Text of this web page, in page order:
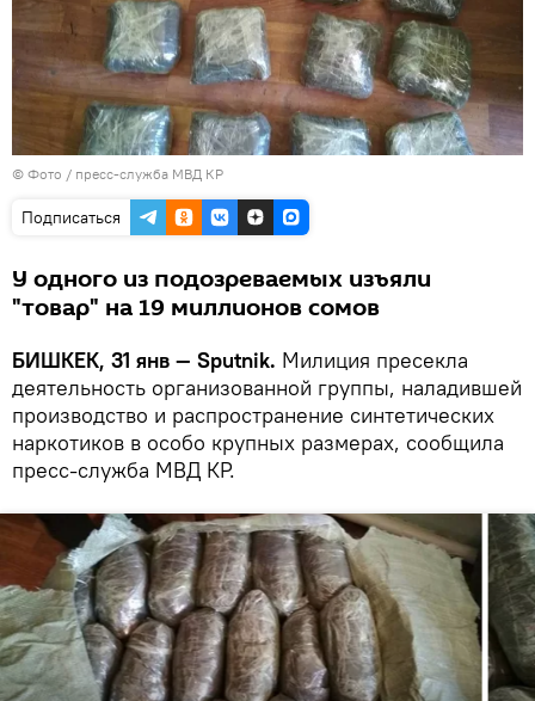
© Фото / пресс-служба МВД КР
Подписаться
У одного из подозреваемых изъяли
"товар" на 19 миллионов сомов
БИШКЕК, 31 янв — Sputnik. Милиция пресекла
деятельность организованной группы, наладившей
производство и распространение синтетических
наркотиков в особо крупных размерах, сообщила
пресс-служба МВД КР.